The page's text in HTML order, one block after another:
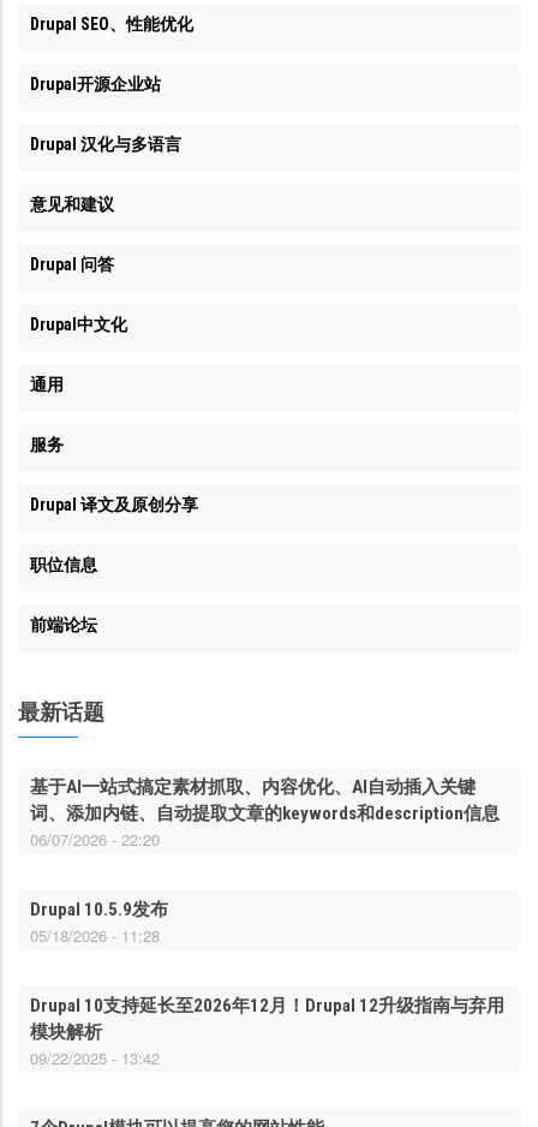
Drupal SEO、性能优化
Drupal开源企业站
Drupal 汉化与多语言
意见和建议
Drupal 问答
Drupal中文化
通用
服务
Drupal 译文及原创分享
职位信息
前端论坛
最新话题
基于AI一站式搞定素材抓取、内容优化、AI自动插入关键
词、添加内链、自动提取文章的keywords和description信息
06/07/2026 - 22:20
Drupal 10.5.9发布
05/18/2026 - 11:28
Drupal 10支持延长至2026年12月！Drupal 12升级指南与弃用
模块解析
09/22/2025 - 13:42